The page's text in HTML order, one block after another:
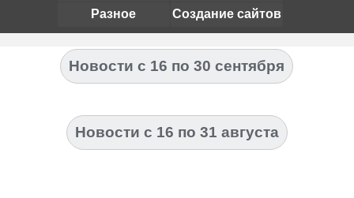
Разное
Создание сайтов
Новости с 16 по 30 сентября
Новости с 16 по 31 августа